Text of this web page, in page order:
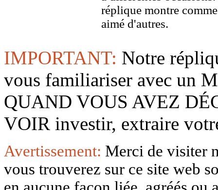
réplique montre
aimé d'autres.
IMPORTANT: Notre
vous familiariser avec un
QUAND VOUS AVEZ
VOIR investir, extraire
Avertissement: Merci de visiter
vous trouverez sur ce site web